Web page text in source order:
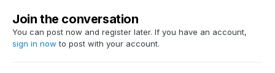
Join the conversation
You can post now and register later. If you have an account,
sign in now to post with your account.